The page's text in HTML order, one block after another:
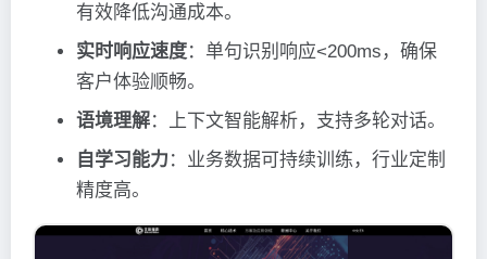
有效降低沟通成本。
实时响应速度：单句识别响应<200ms，确保
客户体验顺畅。
语境理解：上下文智能解析，支持多轮对话。
自学习能力 ：业务数据可持续训练，行业定制
精度高。